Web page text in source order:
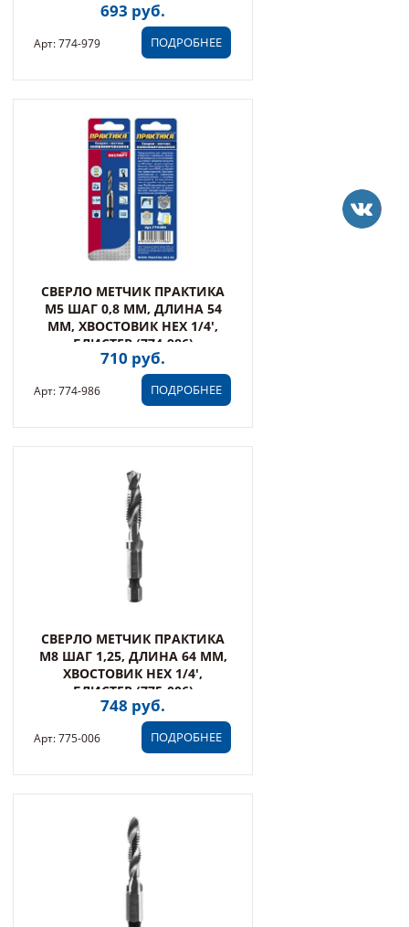
693 руб.
ПОДРОБНЕЕ
Арт: 774-979
СВЕРЛО МЕТЧИК ПРАКТИКА
М5 ШАГ 0,8 ММ, ДЛИНА 54
ММ, ХВОСТОВИК HEX 1/4',
БЛИСТЕР (774-986)
710 руб.
ПОДРОБНЕЕ
Арт: 774-986
СВЕРЛО МЕТЧИК ПРАКТИКА
М8 ШАГ 1,25, ДЛИНА 64 ММ,
ХВОСТОВИК HEX 1/4',
БЛИСТЕР (775-006)
748 руб.
ПОДРОБНЕЕ
Арт: 775-006